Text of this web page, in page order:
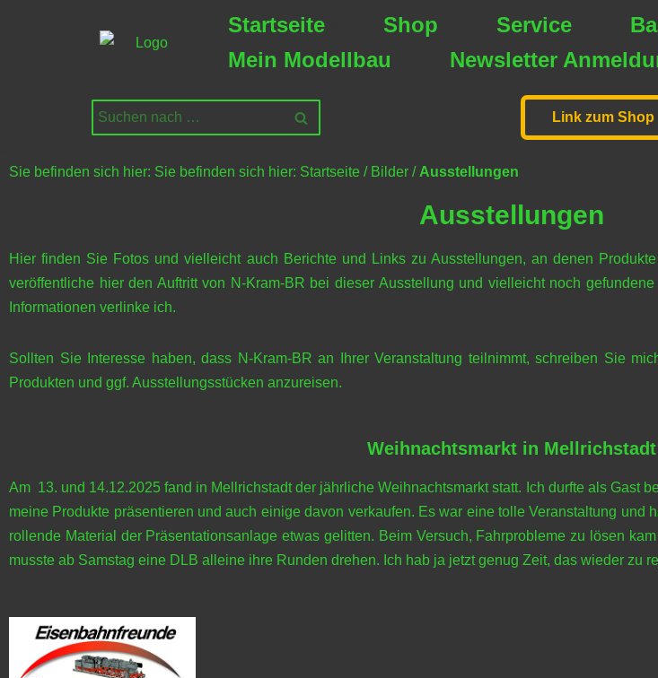
Startseite Shop Service
Mein Modellbau
Newsletter
Link zum Shop
Sie befinden sich hier: Sie befinden sich hier: Startseite / Bilder / Ausstellungen
Ausstellungen
Hier finden Sie Fotos und vielleicht auch Berichte und Links zu Ausstellungen, an denen
veröffentliche hier den Auftritt von N-Kram-BR bei dieser Ausstellung und vielleicht noch
Informationen verlinke ich.
Sollten Sie Interesse haben, dass N-Kram-BR an Ihrer Veranstaltung teilnimmt, schreiben Sie
Produkten und ggf. Ausstellungsstücken anzureisen.
Weihnachtsmarkt in Mellrichstadt
Am 13. und 14.12.2025 fand in Mellrichstadt der jährliche Weihnachtsmarkt statt. Ich durfte als Gast
meine Produkte präsentieren und auch einige davon verkaufen. Es war eine tolle Veranstaltung und
rollende Material der Präsentationsanlage etwas gelitten. Beim Versuch, Fahrprobleme zu lösen
musste ab Samstag eine DLB alleine ihre Runden drehen. Ich hab ja jetzt genug Zeit, das wieder zu